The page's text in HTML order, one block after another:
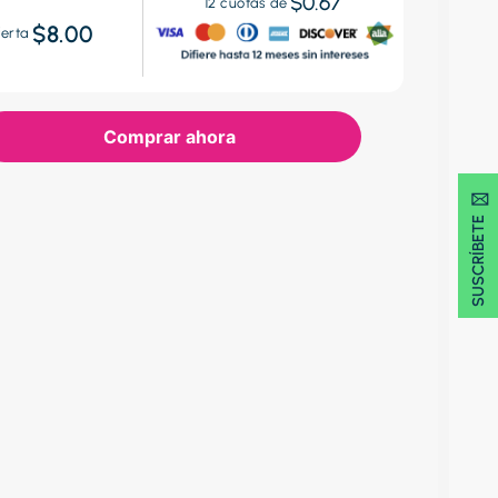
SUSCRÍBETE 🖂
$8.00
Comprar ahora